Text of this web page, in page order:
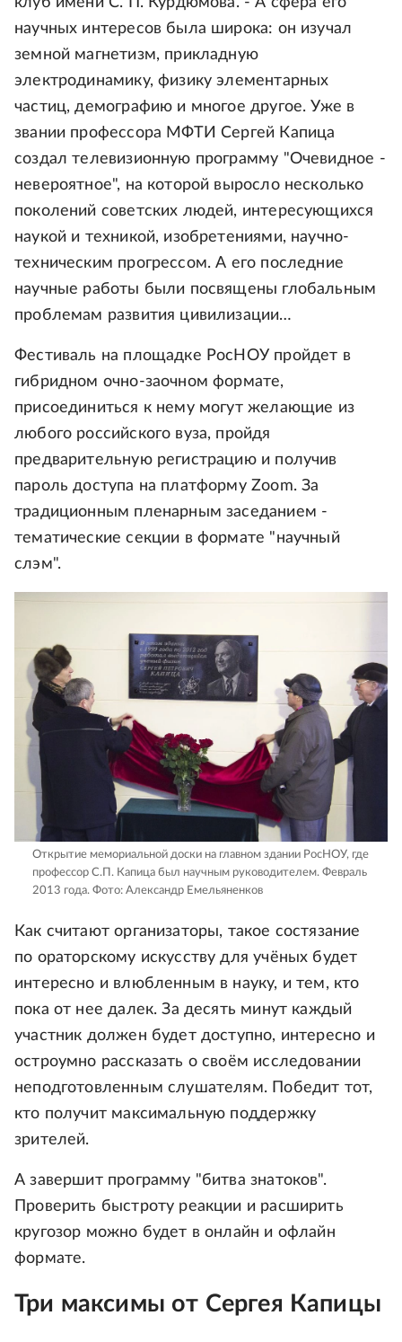
научных интересов была широка: он изучал
земной магнетизм, прикладную
электродинамику, физику элементарных
частиц, демографию и многое другое. Уже в
звании профессора МФТИ Сергей Капица
создал телевизионную программу "Очевидное -
невероятное", на которой выросло несколько
поколений советских людей, интересующихся
наукой и техникой, изобретениями, научно-
техническим прогрессом. А его последние
научные работы были посвящены глобальным
проблемам развития цивилизации…
Фестиваль на площадке РосНОУ пройдет в
гибридном очно-заочном формате,
присоединиться к нему могут желающие из
любого российского вуза, пройдя
предварительную регистрацию и получив
пароль доступа на платформу Zoom. За
традиционным пленарным заседанием -
тематические секции в формате "научный
слэм".
Открытие мемориальной доски на главном здании РосНОУ, где
профессор С.П. Капица был научным руководителем. Февраль
2013 года. Фото: Александр Емельяненков
Как считают организаторы, такое состязание
по ораторскому искусству для учёных будет
интересно и влюбленным в науку, и тем, кто
пока от нее далек. За десять минут каждый
участник должен будет доступно, интересно и
остроумно рассказать о своём исследовании
неподготовленным слушателям. Победит тот,
кто получит максимальную поддержку
зрителей.
А завершит программу "битва знатоков".
Проверить быстроту реакции и расширить
кругозор можно будет в онлайн и офлайн
формате.
Три максимы от Сергея Капицы